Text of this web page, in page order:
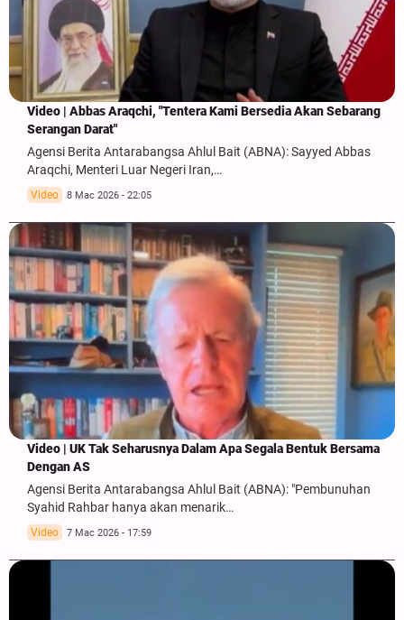
Video | Abbas Araqchi, "Tentera Kami Bersedia Akan Sebarang
Serangan Darat"
Agensi Berita Antarabangsa Ahlul Bait (ABNA): Sayyed Abbas
Araqchi, Menteri Luar Negeri Iran,…
Video 8 Mac 2026 - 22:05
Video | UK Tak Seharusnya Dalam Apa Segala Bentuk Bersama
Dengan AS
Agensi Berita Antarabangsa Ahlul Bait (ABNA): "Pembunuhan
Syahid Rahbar hanya akan menarik…
Video 7 Mac 2026 - 17:59